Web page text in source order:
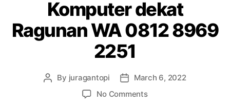
Komputer dekat
Ragunan WA 0812 8969
2251
Post
By juragantopi
PostMarch 6, 2022
No Commentson